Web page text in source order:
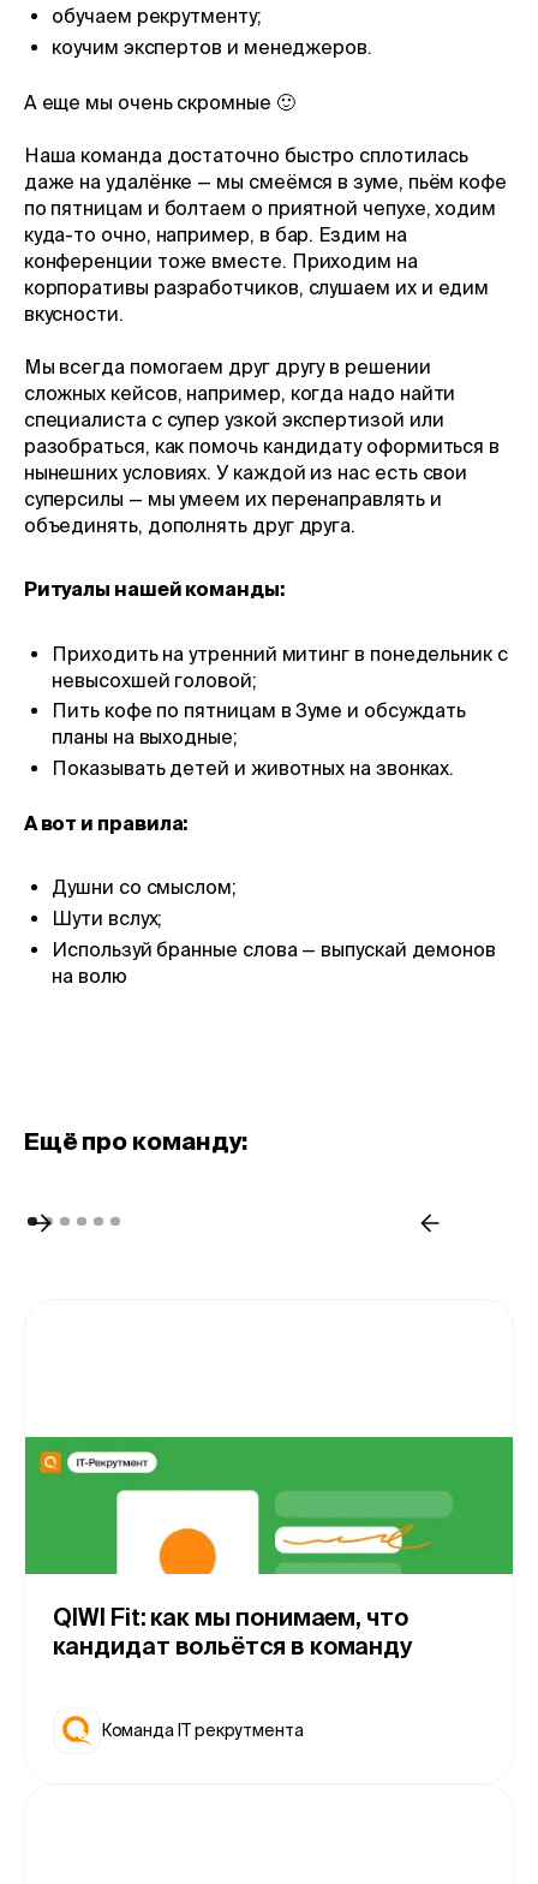
обучаем рекрутменту;
коучим экспертов и менеджеров.
А еще мы очень скромные 🙂
Наша команда достаточно быстро сплотилась
даже на удалёнке — мы смеёмся в зуме, пьём кофе
по пятницам и болтаем о приятной чепухе, ходим
куда-то очно, например, в бар. Ездим на
конференции тоже вместе. Приходим на
корпоративы разработчиков, слушаем их и едим
вкусности.
Мы всегда помогаем друг другу в решении
сложных кейсов, например, когда надо найти
специалиста с супер узкой экспертизой или
разобраться, как помочь кандидату оформиться в
нынешних условиях. У каждой из нас есть свои
суперсилы — мы умеем их перенаправлять и
объединять, дополнять друг друга.
Ритуалы нашей команды:
Приходить на утренний митинг в понедельник c
невысохшей головой;
Пить кофе по пятницам в Зуме и обсуждать
планы на выходные;
Показывать детей и животных на звонках.
А вот и правила:
Душни со смыслом;
Шути вслух;
Используй бранные слова — выпускай демонов
на волю
Eщё про команду:
QIWI Fit: как мы понимаем, что
кандидат вольётся в команду
Команда IT рекрутмента